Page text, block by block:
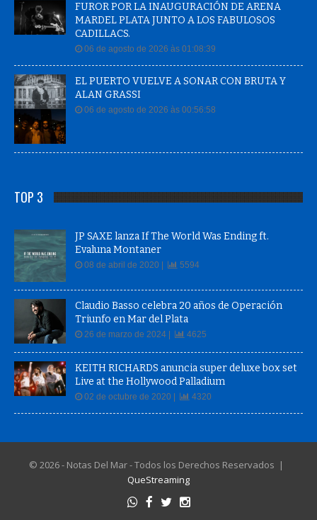
FUROR POR LA INAUGURACIÓN DE ARENA
MARDEL PLATA JUNTO A LOS FABULOSOS
CADILLACS.
06 de agosto de 2026 às 01:08:39
EL PUERTO VUELVE A SONAR CON BRUTA Y
ALAN GRASSI
06 de agosto de 2026 às 00:56:58
TOP 3
JP SAXE lanza If The World Was Ending ft.
Evaluna Montaner
08 de abril de 2020 | 5594
Claudio Basso celebra 20 años de Operación
Triunfo en Mar del Plata
26 de marzo de 2024 | 4625
KEITH RICHARDS anuncia super deluxe box set
Live at the Hollywood Palladium
02 de octubre de 2020 | 4320
© 2026 - Notas Del Mar - Todos los Derechos Reservados |
QueStreaming